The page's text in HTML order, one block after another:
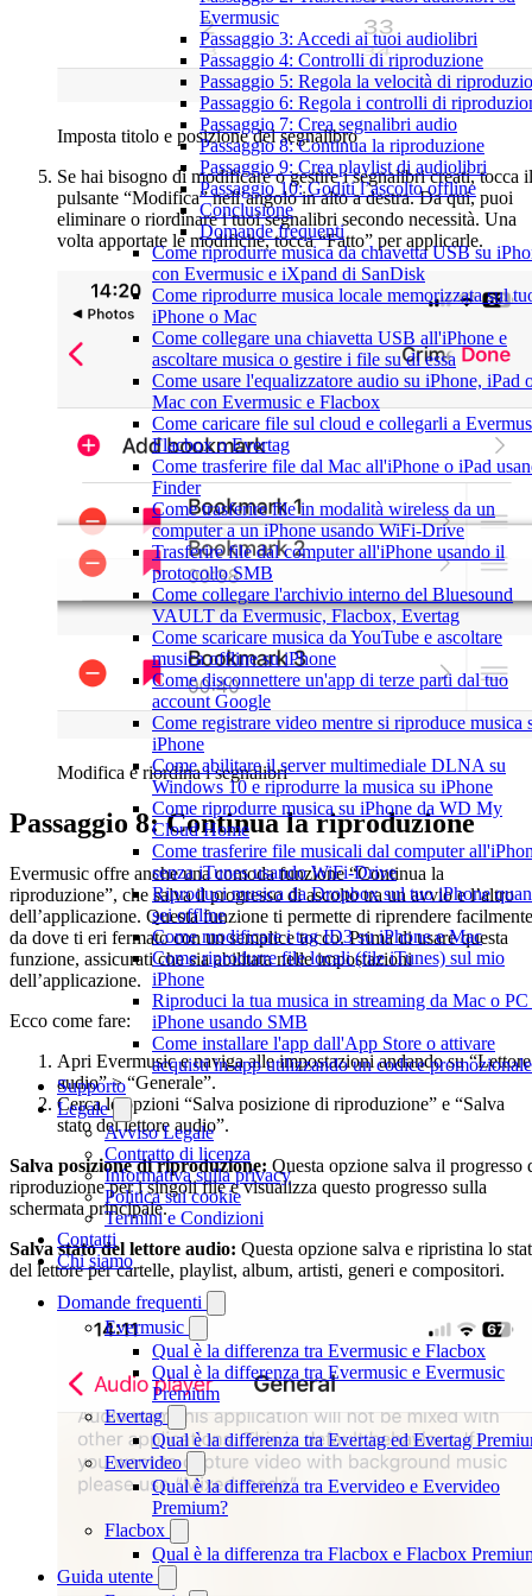
Evermusic
Passaggio 3: Accedi ai tuoi audiolibri
Passaggio 4: Controlli di riproduzione
Passaggio 5: Regola la velocità di
Passaggio 6: Regola i controlli di
Passaggio 7: Crea segnalibri audio
Passaggio 8: Continua la riproduzione
Passaggio 9: Crea playlist di audiolibri
Passaggio 10: Goditi l’ascolto offline
Conclusione
Domande frequenti
Come riprodurre musica da chiavetta USB su
con Evermusic e iXpand di SanDisk
Come riprodurre musica locale memorizzata sul
iPhone o Mac
Come collegare una chiavetta USB all'iPhone e
ascoltare musica o gestire i file su di essa
Come usare l'equalizzatore audio su iPhone, iPad
Mac con Evermusic e Flacbox
Come caricare file sul cloud e collegarli a
Flacbox o Evertag
Come trasferire file dal Mac all'iPhone o iPad
Finder
Come trasferire file in modalità wireless da un
computer a un iPhone usando WiFi-Drive
Trasferire file dal computer all'iPhone usando il
protocollo SMB
Come collegare l'archivio interno del Bluesound
VAULT da Evermusic, Flacbox, Evertag
Come scaricare musica da YouTube e ascoltare
musica offline su iPhone
Come disconnettere un'app di terze parti dal tuo
account Google
Come registrare video mentre si riproduce musica
iPhone
Come abilitare il server multimediale DLNA su
Windows 10 e riprodurre la musica su iPhone
Come riprodurre musica su iPhone da WD My
Cloud Home
Come trasferire file musicali dal computer
senza iTunes usando WiFi-Drive
Riproduci musica da Dropbox sul tuo iPhone
sei offline
Come modificare i tag ID3 su iPhone e Mac
Come riprodurre file locali (file iTunes) sul mio
iPhone
Riproduci la tua musica in streaming da Mac o PC
iPhone usando SMB
Come installare l'app dall'App Store o attivare
acquisti in-app utilizzando un codice promozionale
Supporto
Legale
Avviso Legale
Contratto di licenza
Informativa sulla privacy
Politica sui cookie
Termini e Condizioni
Contatti
Chi siamo
Domande frequenti
Evermusic
Qual è la differenza tra Evermusic e Flacbox
Qual è la differenza tra Evermusic e Evermusic
Premium
Evertag
Qual è la differenza tra Evertag ed Evertag
Evervideo
Qual è la differenza tra Evervideo e Evervideo
Premium?
Flacbox
Qual è la differenza tra Flacbox e Flacbox
Guida utente
Imposta titolo e posizione del segnalibro
Se hai bisogno di modificare o gestire i segnalibri creati, tocca il
pulsante “Modifica” nell’angolo in alto a destra. Da qui, puoi
eliminare o riordinare i tuoi segnalibri secondo necessità. Una
volta apportate le modifiche, tocca “Fatto” per applicarle.
Modifica e riordina i segnalibri
Passaggio 8: Continua la riproduzione
Evermusic offre anche una comoda funzione “Continua la
riproduzione”, che salva il progresso di ascolto tra un avvio e l’altro
dell’applicazione. Questa funzione ti permette di riprendere facilmente
da dove ti eri fermato con un semplice tocco. Prima di usare questa
funzione, assicurati che sia abilitata nelle impostazioni
dell’applicazione.
Ecco come fare:
Apri Evermusic e naviga alle impostazioni andando su “Lettore
audio” > “Generale”.
Cerca le opzioni “Salva posizione di riproduzione” e “Salva
stato del lettore audio”.
Salva posizione di riproduzione: Questa opzione salva il progresso
riproduzione per i singoli file e visualizza questo progresso sulla
schermata principale.
Salva stato del lettore audio: Questa opzione salva e ripristina lo
del lettore per cartelle, playlist, album, artisti, generi e compositori.